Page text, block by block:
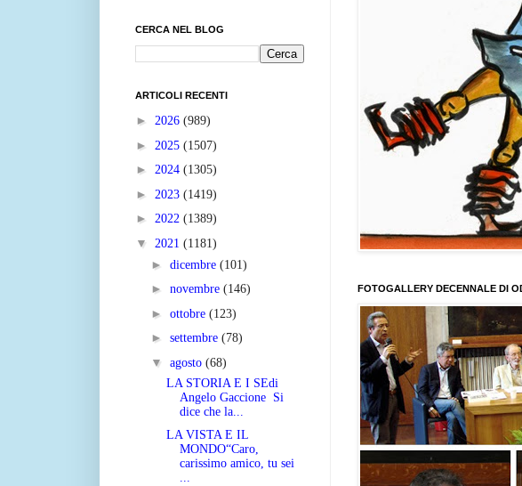
FOTOGALLERY DECENNALE DI
CERCA NEL BLOG
ARTICOLI RECENTI
► 2026 (989)
► 2025 (1507)
► 2024 (1305)
► 2023 (1419)
► 2022 (1389)
▼ 2021 (1181)
► dicembre (101)
► novembre (146)
► ottobre (123)
► settembre (78)
▼ agosto (68)
LA STORIA E I SEdi
Angelo Gaccione Si
dice che la...
LA VISTA E IL
MONDO“Caro,
carissimo amico, tu sei
...